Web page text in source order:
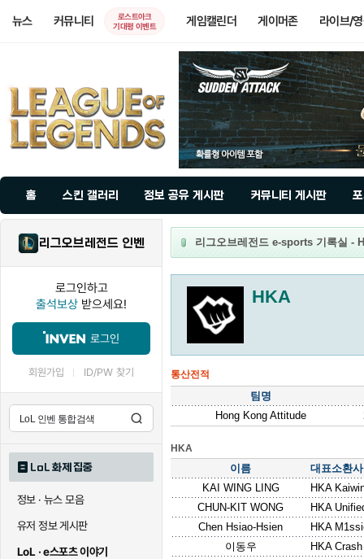
뉴스 커뮤니티
로스트아크
기대평 이벤트
게임캘린더 게이머존 라이브/
홈 스킨 갤러리 정보 공유 게시판 커뮤니티 게시판
리그오브레전드 인벤
로그인하고
출석보상 받으세요!
로그인
회원가입 ID/PW 찾기
LoL 화제 집중
정보 · 뉴스 모음
유저 정보 게시판
LoL · e스포츠 이야기
리그오브레전드 e-sports 기록실 -
HKA
통산전적
팀명
Hong Kong Attitude
HKA
이름
대표소환
KAI WING LING
HKA
CHUN-KIT WONG
HKA
Chen Hsiao-Hsien
HKA
이동우
HKA Crash